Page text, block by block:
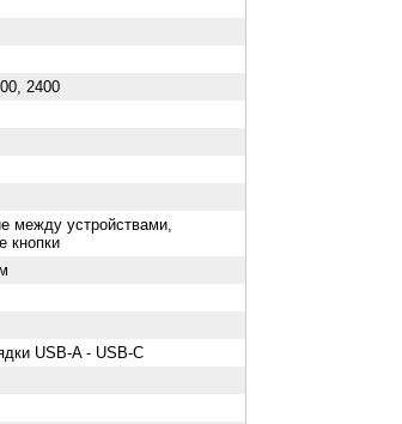
2400
между устройствами,
кнопки
USB-A - USB-C